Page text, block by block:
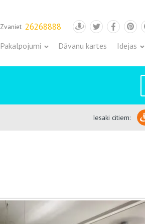
Zvaniet 26268888 Draugiem
Twitter
Pakalpojumi Dāvanu kartes Idejas
Iesaki citiem: